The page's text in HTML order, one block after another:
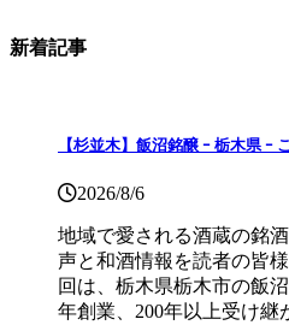
新着記事
【杉並木】飯沼銘醸 ｰ 栃木県 ｰ
2026/8/6
地域で愛される酒蔵の銘
声と和酒情報を読者の皆
回は、栃木県栃木市の飯
年創業、200年以上受け